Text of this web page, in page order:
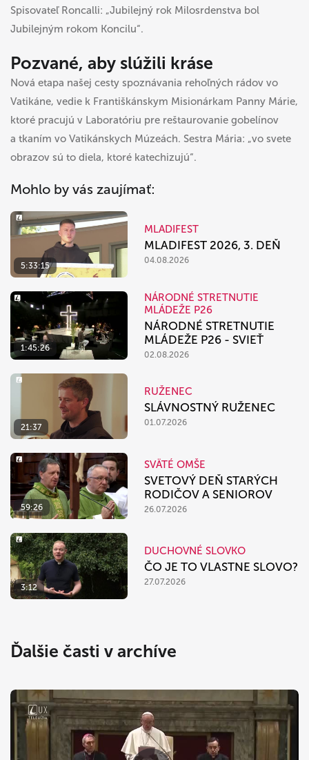
Spisovateľ Roncalli: „Jubilejný rok Milosrdenstva bol
Jubilejným rokom Koncilu“.
Pozvané, aby slúžili kráse
Nová etapa našej cesty spoznávania rehoľných rádov vo
Vatikáne, vedie k Františkánskym Misionárkam Panny Márie,
ktoré pracujú v Laboratóriu pre reštaurovanie gobelínov
a tkaním vo Vatikánskych Múzeách. Sestra Mária: „vo svete
obrazov sú to diela, ktoré katechizujú“.
Mohlo by vás zaujímať:
5:33:15
MLADIFEST
MLADIFEST 2026, 3. DEŇ
04.08.2026
1:45:26
NÁRODNÉ STRETNUTIE
MLÁDEŽE P26
NÁRODNÉ STRETNUTIE
MLÁDEŽE P26 - SVIEŤ
02.08.2026
21:37
RUŽENEC
SLÁVNOSTNÝ RUŽENEC
01.07.2026
59:26
SVÄTÉ OMŠE
SVETOVÝ DEŇ STARÝCH
RODIČOV A SENIOROV
26.07.2026
3:12
DUCHOVNÉ SLOVKO
ČO JE TO VLASTNE SLOVO?
27.07.2026
Ďalšie časti v archíve